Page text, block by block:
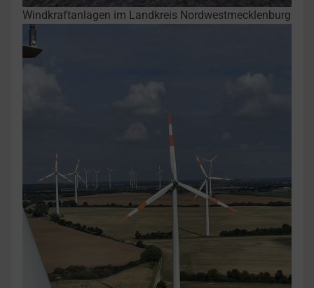
Windkraftanlagen im Landkreis Nordwestmecklenburg